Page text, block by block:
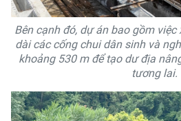
Bên cạnh đó, dự án bao gồm
dài các cống chui dân sinh và
khoảng 530 m để tạo dư địa
tương lai.